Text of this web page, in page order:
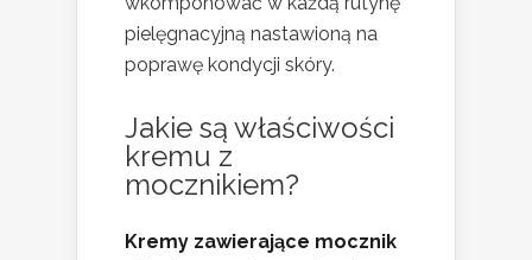
pielęgnacyjną nastawioną na
poprawę kondycji skóry.
Jakie są właściwości
kremu z
mocznikiem?
Kremy zawierające mocznik